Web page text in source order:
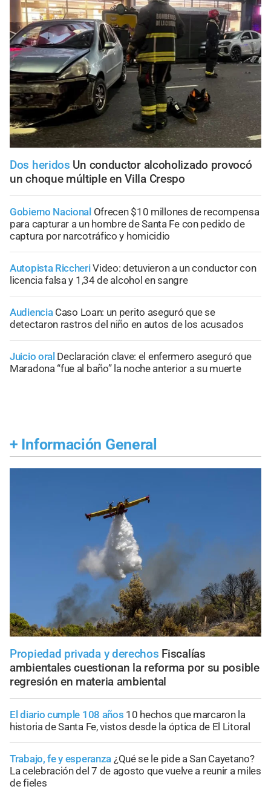
Dos heridos Un conductor alcoholizado provocó
un choque múltiple en Villa Crespo
Gobierno Nacional Ofrecen $10 millones de recompensa
para capturar a un hombre de Santa Fe con pedido de
captura por narcotráfico y homicidio
Autopista RiccheriVideo: detuvieron a un conductor con
licencia falsa y 1,34 de alcohol en sangre
Audiencia Caso Loan: un perito aseguró que se
detectaron rastros del niño en autos de los acusados
Juicio oral Declaración clave: el enfermero aseguró que
Maradona “fue al baño” la noche anterior a su muerte
+ Información General
Propiedad privada y derechos Fiscalías
ambientales cuestionan la reforma por su posible
regresión en materia ambiental
El diario cumple 108 años 10 hechos que marcaron la
historia de Santa Fe, vistos desde la óptica de El Litoral
Trabajo, fe y esperanza ¿Qué se le pide a San Cayetano?
La celebración del 7 de agosto que vuelve a reunir a miles
de fieles